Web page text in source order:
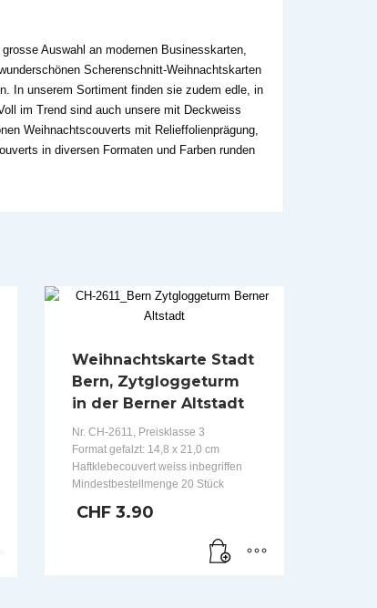
Auswahl an modernen Businesskarten,
Scherenschnitt-Weihnachtskarten
In unserem Sortiment finden sie zudem edle, in
im Trend sind auch unsere mit Deckweiss
Weihnachtscouverts mit Relieffolienprägung,
in diversen Formaten und Farben runden
Weihnachtskarte Stadt
Bern, Zytgloggeturm
in der Berner Altstadt
Nr. CH-2611, Preisklasse 3
Format gefalzt: 14,8 x 21,0 cm
Haftklebecouvert weiss inbegriffen
Mindestbestellmenge 20 Stück
CHF 3.90